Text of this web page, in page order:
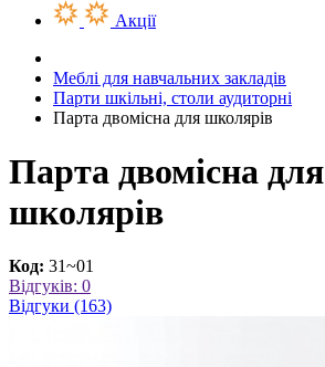
Акції
Меблі для навчальних закладів
Парти шкільні, столи аудиторні
Парта двомісна для школярів
Парта двомісна для
школярів
Код: 31~01
Відгуків: 0
Відгуки (163)